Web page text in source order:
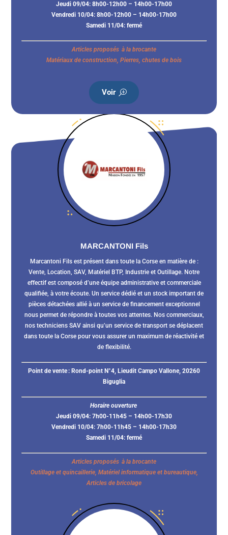
Jeudi 09/04: 8h00-12h00 – 14h00-17h00
Vendredi 10/04: 8h00-12h00 – 14h00-17h00
Samedi 11/04: fermé
Articles proposés à la brocante
Matériaux de construction, Pierres, chutes de bois
Voir
MARCANTONI Fils
Marcantoni Fils est présent dans toute la Corse en matière de :
Vente, Location, SAV, Matériel BTP, Industrie et Outillage. Notre
effectif est composé d’une équipe administrative et commerciale
qualifiée, à votre écoute. Un service dédié et un stock important de
pièces détachées allié à un service de financement exceptionnel
nous permet de répondre à toutes vos attentes. Nos commerciaux,
nos techniciens SAV ainsi qu’un service de transport se déplacent
dans toute la Corse pour vous assurer un maximum de réactivité et
de flexibilité.
Point de vente : Rond-point N°4, Lieudit Campo Vallone, 20260
Biguglia
Horaire ouverture
Jeudi 09/04: 7h00-11h45 – 14h00-17h30
Vendredi 10/04: 7h00-11h45 – 14h00-17h30
Samedi 11/04: fermé
Articles proposés à la brocante
Outillage et quincaillerie, Matériel informatique et bureautique,
Articles de bricolage